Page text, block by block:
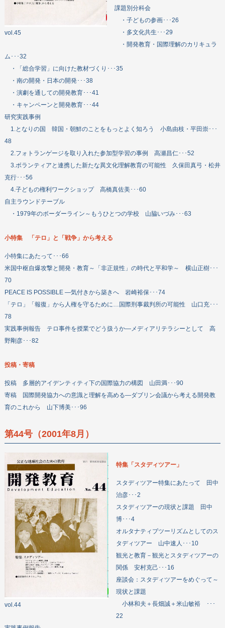
政策提言
お問い合わせ
vol.45
課題別分科会
・子どもの参画･･･26
・多文化共生･･･29
・開発教育・国際理解のカリキュラ
ム･･･32
・「総合学習」に向けた教材づくり･･･35
・南の開発・日本の開発･･･38
・演劇を通しての開発教育･･･41
・キャンペーンと開発教育･･･44
研究実践事例
1.となりの国 韓国・朝鮮のことをもっとよく知ろう 小島由枝・平田崇･･･
48
2.フォトランゲージを取り入れた参加型学習の事例 高瀬昌仁･･･52
3.ボランティアと連携した新たな異文化理解教育の可能性 久保田真弓・松井
克行･･･56
4.子どもの権利ワークショップ 高橋真佐美･･･60
自主ラウンドテーブル
・1979年のボーダーライン～もうひとつの学校 山脇いづみ･･･63
小特集 「テロ」と「戦争」から考える
小特集にあたって･･･66
米国中枢自爆攻撃と開発・教育～「非正規性」の時代と平和学～ 横山正樹･･･
70
PEACE IS POSSIBLE ―気付きから築きへ 岩崎裕保･･･74
「テロ」「報復」から人権を守るために…国際刑事裁判所の可能性 山口充･･･
78
実践事例報告 テロ事件を授業でどう扱うか―メディアリテラシーとして 高
野剛彦･･･82
投稿・寄稿
投稿 多層的アイデンティティ下の国際協力の構図 山田満･･･90
寄稿 国際開発協力への意識と理解を高める―ダブリン会議から考える開発教
育のこれから 山下博美･･･96
第44号（2001年8月）
vol.44
特集「スタディツアー」
スタディツアー特集にあたって 田中
治彦･･･2
スタディツアーの現状と課題 田中
博･･･4
オルタナティブツーリズムとしてのス
タディツアー 山中速人･･･10
観光と教育－観光とスタディツアーの
関係 安村克己･･･16
座談会：スタディツアーをめぐって～
現状と課題
小林和夫＋長畑誠＋米山敏裕 ･･･
22